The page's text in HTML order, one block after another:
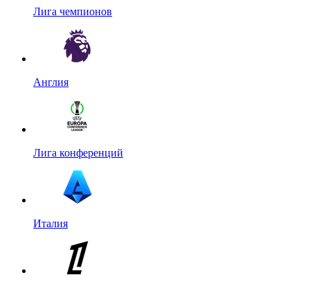
Лига чемпионов
Англия
Лига конференций
Италия